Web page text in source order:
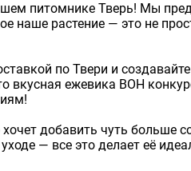
питомнике Тверь! Мы
растение — это не
по Твери и
вкусная ежевика ВОН
добавить чуть больше
— все это делает её